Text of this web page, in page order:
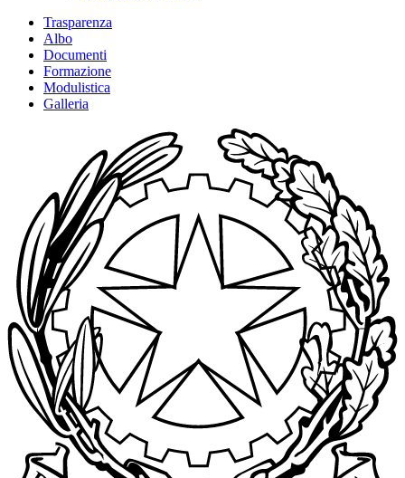
Trasparenza
Albo
Documenti
Formazione
Modulistica
Galleria